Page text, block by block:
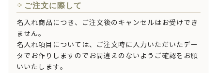
ご注文に際して
名入れ商品につき、ご注文後のキャンセルはお受けでき
ません。
名入れ項目については、ご注文時に入力いただいたデー
タでお作りしますのでお間違えのないようご確認をお願
いいたします。